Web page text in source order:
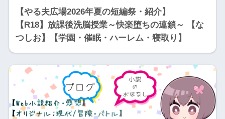
【やる夫広場2026年夏の短編祭・紹介】
【R18】放課後洗脳授業～快楽堕ちの連鎖～ 【な
つしお】【学園・催眠・ハーレム・寝取り】